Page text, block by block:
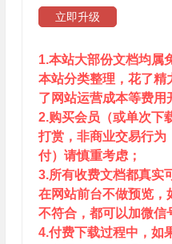
立即升级
1.本站大部份文档均属
本站分类整理，花了精
了网站运营成本等费用
2.购买会员（或单次下
打赏，非商业交易行为
付）请慎重考虑；
3.所有收费文档都真实
在网站前台不做预览，
不符合，都可以加微信
4.付费下载过程中，如